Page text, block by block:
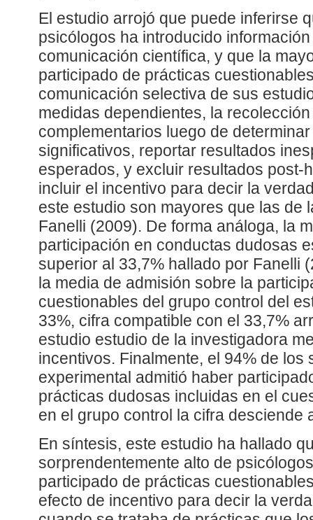
El estudio arrojó que puede inferirse
psicólogos ha introducido
comunicación científica, y que la
participado de prácticas
comunicación selectiva de sus
medidas dependientes, la
complementarios luego de
significativos, reportar resultados
esperados, y excluir resultados post-
incluir el incentivo para decir la
este estudio son mayores que las de
Fanelli (2009). De forma análoga, la
participación en conductas dudosas
superior al 33,7% hallado por Fanelli
la media de admisión sobre la
cuestionables del grupo control del
33%, cifra compatible con el 33,7%
estudio estudio de la investigadora
incentivos. Finalmente, el 94% de los
experimental admitió haber
prácticas dudosas incluidas en el
en el grupo control la cifra desciende
En síntesis, este estudio ha hallado
sorprendentemente alto de
participado de prácticas
efecto de incentivo para decir la